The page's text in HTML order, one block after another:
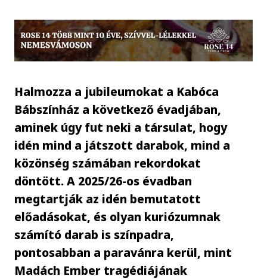
Halmozza a jubileumokat a Kabóca
Bábszínház a következő évadjában,
aminek úgy fut neki a társulat, hogy
idén mind a játszott darabok, mind a
közönség számában rekordokat
döntött. A 2025/26-os évadban
megtartják az idén bemutatott
előadásokat, és olyan kuriózumnak
számító darab is színpadra,
pontosabban a paravánra kerül, mint
Madách Ember tragédiájának